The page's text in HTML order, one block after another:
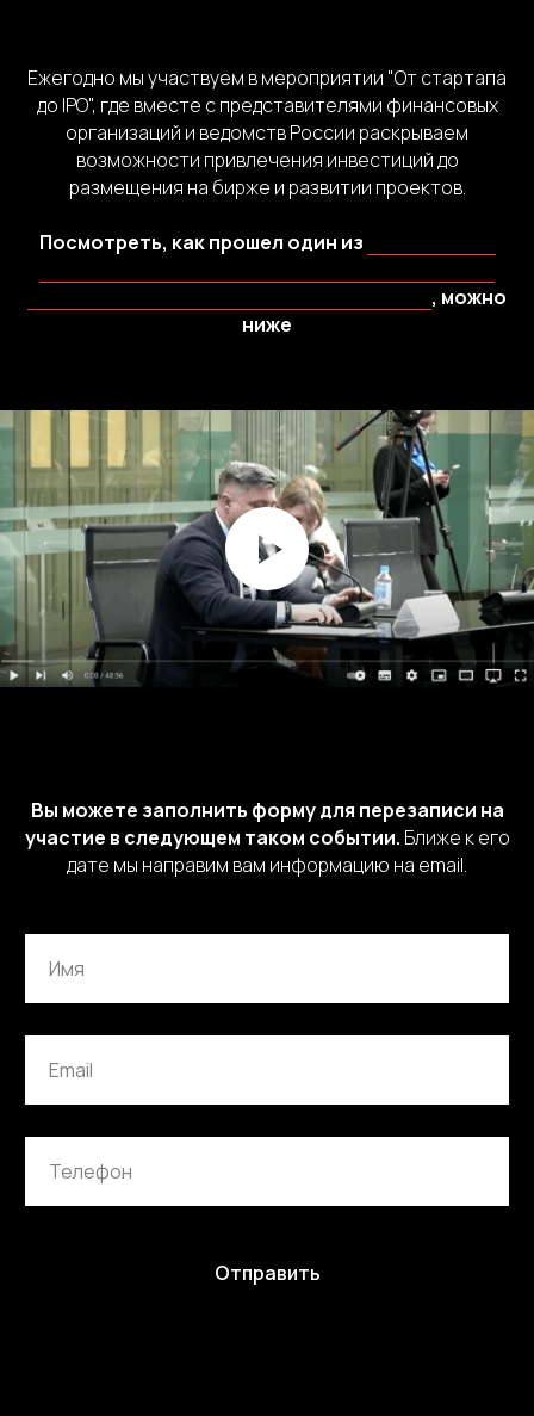
Ежегодно мы участвуем в мероприятии "От стартапа
до IPO", где вместе с представителями финансовых
организаций и ведомств России раскрываем
возможности привлечения инвестиций до
размещения на бирже и развитии проектов.
Посмотреть, как прошел один из
, можно
ниже
Вы можете заполнить форму для перезаписи на
участие в следующем таком событии. Ближе к его
дате мы направим вам информацию на email.
Отправить